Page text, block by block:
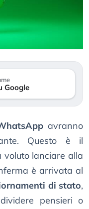
Google
avranno
Questo è il
voluto lanciare alla
è arrivata al
di stato,
pensieri o